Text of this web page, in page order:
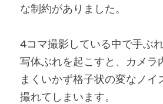
な制約がありました。
4コマ撮影している中で手ぶ
写体ぶれを起こすと、カメラ
まくいかず格子状の変なノイ
撮れてしまいます。